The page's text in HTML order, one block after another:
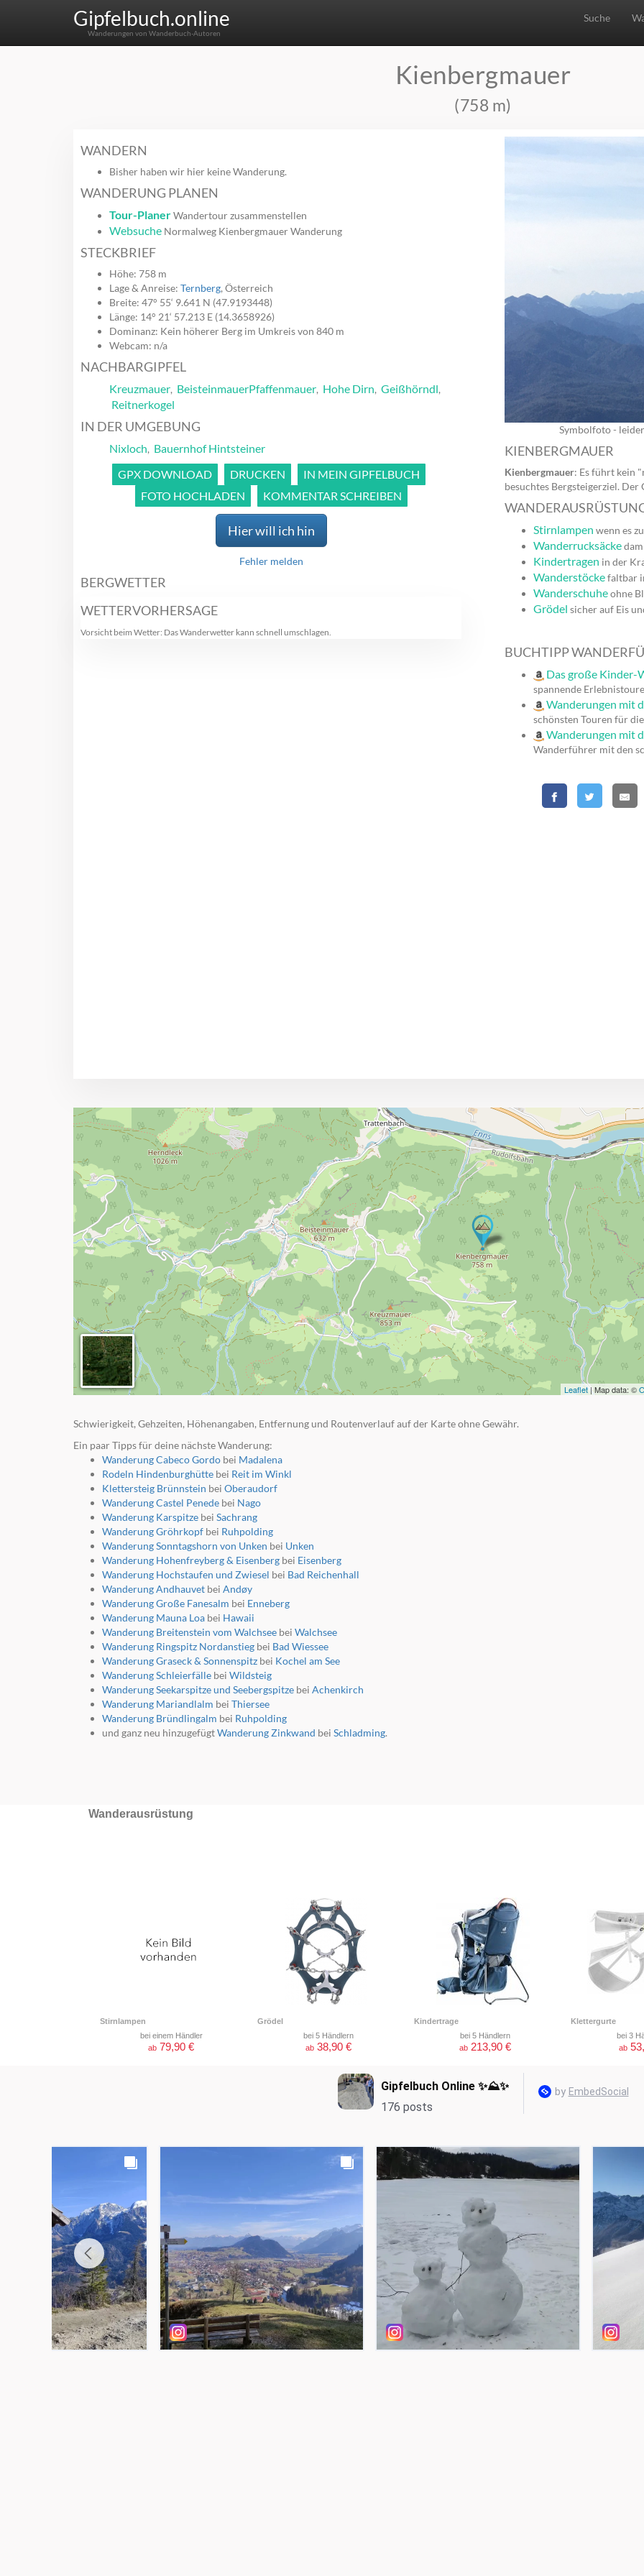
Gipfelbuch.online
Wanderungen von Wanderbuch-Autoren
Suche
Kienbergmauer
(758 m)
WANDERN
Bisher haben wir hier keine Wanderung.
WANDERUNG PLANEN
Tour-PlanerWandertour zusammenstellen
Websuche Normalweg Kienbergmauer Wanderung
STECKBRIEF
Höhe: 758 m
Lage & Anreise: Ternberg, Österreich
Breite: 47° 55‘ 9.641 N (47.9193448)
Länge: 14° 21‘ 57.213 E (14.3658926)
Dominanz: Kein höherer Berg im Umkreis von 840 m
Webcam: n/a
NACHBARGIPFEL
Kreuzmauer, BeisteinmauerPfaffenmauer, Hohe Dirn, Geißhörndl,
Reitnerkogel
IN DER UMGEBUNG
Nixloch, Bauernhof Hintsteiner
GPX DOWNLOAD
DRUCKEN
IN MEIN GIPFELBUCH
FOTO HOCHLADEN
KOMMENTAR SCHREIBEN
Hier will ich hin
Fehler melden
BERGWETTER
WETTERVORHERSAGE
Vorsicht beim Wetter: Das Wanderwetter kann schnell umschlagen.
Symbolfoto -
KIENBERGMAUER
Kienbergmauer: Es führt kein
besuchtes Bergsteigerziel.
Stirnlampen wenn es
Wanderrucksäcke
Kindertragen in der
Wanderstöckefaltbar
Wanderschuheohne
Grödel sicher auf Eis
BUCHTIPP
Das große Kinder-
spannende
Wanderungen mit
schönsten Touren für
Wanderungen mit
Wanderführer mit den
Leaflet| Map data: ©
Schwierigkeit, Gehzeiten, Höhenangaben, Entfernung und Routenverlauf auf der Karte ohne Gewähr.
Ein paar Tipps für deine nächste Wanderung:
Wanderung Cabeco Gordo bei Madalena
Rodeln Hindenburghütte bei Reit im Winkl
Klettersteig Brünnstein bei Oberaudorf
Wanderung Castel Penede bei Nago
Wanderung Karspitze bei Sachrang
Wanderung Gröhrkopf bei Ruhpolding
Wanderung Sonntagshorn von Unken bei Unken
Wanderung Hohenfreyberg & Eisenberg bei Eisenberg
Wanderung Hochstaufen und Zwiesel bei Bad Reichenhall
Wanderung Andhauvet bei Andøy
Wanderung Große Fanesalm bei Enneberg
Wanderung Mauna Loa bei Hawaii
Wanderung Breitenstein vom Walchsee bei Walchsee
Wanderung Ringspitz Nordanstieg bei Bad Wiessee
Wanderung Graseck & Sonnenspitz bei Kochel am See
Wanderung Schleierfälle bei Wildsteig
Wanderung Seekarspitze und Seebergspitze bei Achenkirch
Wanderung Mariandlalm bei Thiersee
Wanderung Bründlingalm bei Ruhpolding
und ganz neu hinzugefügtWanderung Zinkwand bei Schladming.
Wanderausrüstung
Stirnlampen
bei einem Händler
ab 79,90 €
Grödel
bei 5 Händlern
ab 38,90 €
Kindertrage
bei 5 Händlern
ab 213,90 €
Klettergurte
bei 3
ab